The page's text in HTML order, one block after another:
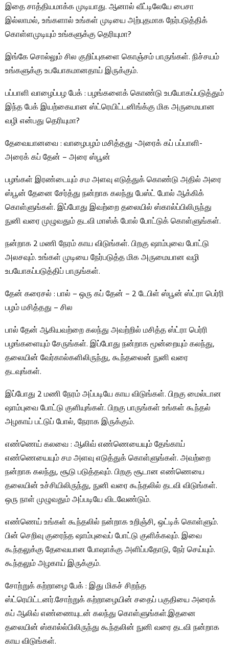
இதை சாத்தியமாக்க முடியாது. ஆனால் வீட்டிலேயே பைசா
இல்லாமல், உங்களால் உங்கள் முடியை அற்புதமாக நேர்படுத்திக்
கொள்ளமுடியும் உங்களுக்கு தெரியுமா?
இங்கே சொல்லும் சில குறிப்புகளை கொஞ்சம் பாருங்கள். நிச்சயம்
உங்களுக்கு உபயோகமானதாய் இருக்கும்.
பப்பாளி வாழைப்பழ பேக் : பழங்களைக் கொண்டு உபயோகப்படுத்தும்
இந்த பேக் இயற்கையான ஸ்ட்ரெயிட்டனிங்க்கு மிக அருமையான
வழி என்பது தெரியுமா?
தேவையானவை : வாழைபழம் மசித்தது -அரைக் கப் பப்பாளி-
அரைக் கப் தேன் – அரை ஸ்பூன்
பழங்கள் இரண்டையும் சம அளவு எடுத்துக் கொண்டு அதில் அரை
ஸ்பூன் தேனை சேர்த்து நன்றாக கலந்து பேஸ்ட் போல் ஆக்கிக்
கொள்ளுங்கள். இப்போது இவற்றை தலையில் ஸ்கால்ப்பிலிருந்து
நுனி வரை முழுவதும் தடவி மாஸ்க் போல் போட்டுக் கொள்ளுங்கள்.
நன்றாக 2 மணி நேரம் காய விடுங்கள். பிறகு ஷாம்புவை போட்டு
அலசவும். உங்கள் முடியை நேர்படுத்த மிக அருமையான வழி
உபயோகப்படுத்திப் பாருங்கள்.
தேன் கரைசல் : பால் – ஒரு கப் தேன் – 2 டேபிள் ஸ்பூன் ஸ்ட்ரா பெர்ரி
பழம் மசித்தது – சில
பால் தேன் ஆகியவற்றை கலந்து அவற்றில் மசித்த ஸ்ட்ரா பெர்ரி
பழங்களையும் சேருங்கள். இப்போது நன்றாக மூன்றையும் கலந்து,
தலையின் வேர்கால்களிலிருந்து, கூந்தலைன் நுனி வரை
தடவுங்கள்.
இப்போது 2 மணி நேரம் அப்படியே காய விடுங்கள். பிறகு மைல்டான
ஷாம்புவை போட்டு குளியுங்கள். பிறகு பாருங்கள் உங்கள் கூந்தல்
அழகாய் பட்டுப் போல், நேராக இருக்கும்.
எண்ணெய் கலவை : ஆலிவ் எண்ணெயையும் தேங்காய்
எண்ணெயையும் சம அளவு எடுத்துக் கொள்ளுங்கள். அவற்றை
நன்றாக கலந்து, சூடு படுத்தவும். பிறகு சூடான எண்ணெயை
தலையின் உச்சியிலிருந்து, நுனி வரை கூந்தலில் தடவி விடுங்கள்.
ஒரு நாள் முழுவதும் அப்படியே விடவேண்டும்.
எண்ணெய் உங்கள் கூந்தலில் நன்றாக உறிஞ்சி, ஒட்டிக் கொள்ளும்.
பின் செறிவு குரைந்த ஷாம்புவைப் போட்டு குளிக்கவும். இவை
கூந்தலுக்கு தேவையான போஷாக்கு அளிப்பதோடு, நேர் செய்யும்.
கூந்தலும் அழகாய் இருக்கும்.
சோற்றுக் கற்றாழை பேக் : இது மிகச் சிறந்த
ஸ்ட்ரெயிட்டனர்.சோற்றுக் கற்றாழையின் சதைப் பகுதியை அரைக்
கப் ஆலிவ் எண்ணையுடன் கலந்து கொள்ளுங்கள்.இதனை
தலையின் ஸ்கால்ல்பிலிருந்து கூந்தலின் நுனி வரை தடவி நன்றாக
காய விடுங்கள்.